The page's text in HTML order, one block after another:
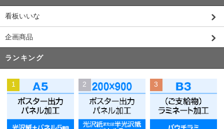
看板いいな
企画商品
ランキング
1 2 3